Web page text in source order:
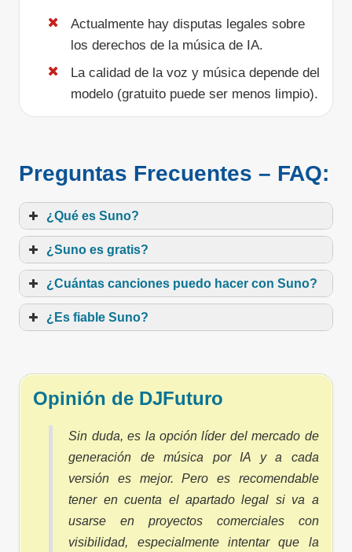
Actualmente hay disputas legales sobre
los derechos de la música de IA.
La calidad de la voz y música depende del
modelo (gratuito puede ser menos limpio).
Preguntas Frecuentes – FAQ:
¿Qué es Suno?
¿Suno es gratis?
¿Cuántas canciones puedo hacer con Suno?
¿Es fiable Suno?
Opinión de DJFuturo
Sin duda, es la opción líder del mercado de
generación de música por IA y a cada
versión es mejor. Pero es recomendable
tener en cuenta el apartado legal si va a
usarse en proyectos comerciales con
visibilidad, especialmente intentar que la